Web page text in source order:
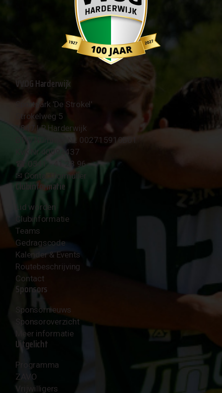
VVOG Harderwijk
Sportpark 'De Strokel'
Strokelweg 5
3847 LR Harderwijk
BTW Nummer NL 002715910B01
KvK Nr 40094437
☎︎ 0341 - 41 28 96
✉︎ Contactformulier
Clubinformatie
Lid worden
Clubinformatie
Teams
Gedragscode
Kalender & Events
Routebeschrijving
Contact
Sponsors
Sponsornieuws
Sponsoroverzicht
Meer informatie
Uitgelicht
Programma
ZAVO
Vrijwilligers